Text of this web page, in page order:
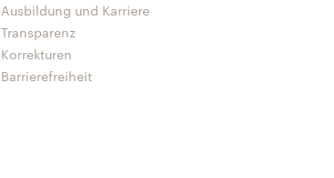
Ausbildung und Karriere
Transparenz
Korrekturen
Barrierefreiheit